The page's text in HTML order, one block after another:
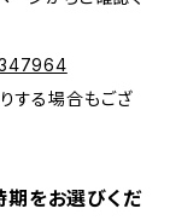
する場合もござ
をお選びくだ